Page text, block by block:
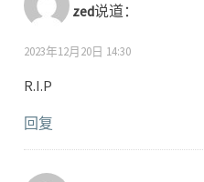
zed说道：
2023年12月20日 14:30
R.I.P
回复